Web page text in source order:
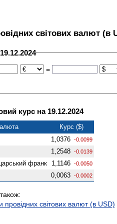
світових валют (в
=
курс на 19.12.2024
Курс ($)
1,0376 -0.0099
1,2548 -0.0139
франк 1,1146 -0.0050
0,0063 -0.0002
провідних світових валют (в USD)